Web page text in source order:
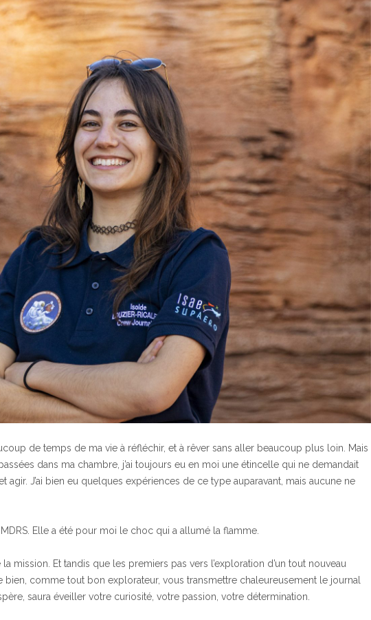
de temps de ma vie à réfléchir, et à rêver sans aller beaucoup plus loin. Mais
dans ma chambre, j’ai toujours eu en moi une étincelle qui ne demandait
agir. J’ai bien eu quelques expériences de ce type auparavant, mais aucune ne
Elle a été pour moi le choc qui a allumé la flamme.
mission. Et tandis que les premiers pas vers l’exploration d’un tout nouveau
bien, comme tout bon explorateur, vous transmettre chaleureusement le journal
saura éveiller votre curiosité, votre passion, votre détermination.